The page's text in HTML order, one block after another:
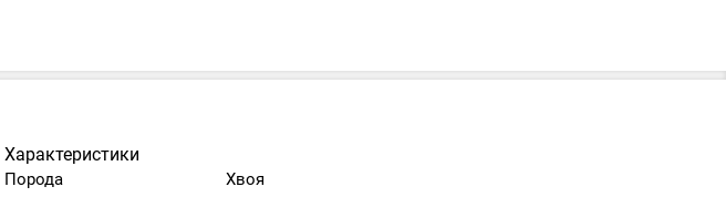
Характеристики
Порода
Хвоя